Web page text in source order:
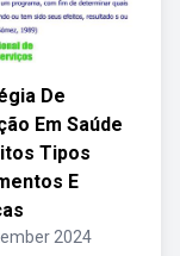
De
Em Saúde
Tipos
E
2024